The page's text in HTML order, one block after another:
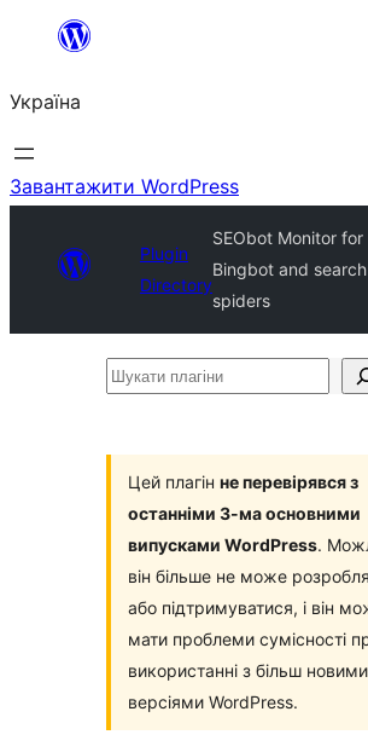
Перейти
вмісту
Україна
Завантажити WordPress
Plugin
Directory
SEObot Monitor
Bingbot and
spiders
Шукати
Цей плагін не перевірявся з
останніми 3-ма основними
випусками WordPress.
він більше не може
або підтримуватися, і він
мати проблеми сумісності
використанні з більш новими
версіями WordPress.